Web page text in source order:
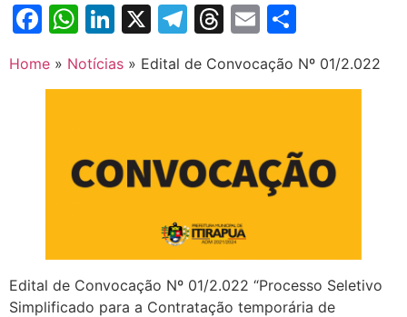
Facebook
WhatsApp
LinkedIn
X Telegram
Threads
Email
Home » Notícias » Edital de Convocação Nº 01/2.022
Edital de Convocação Nº 01/2.022 “Processo Seletivo
Simplificado para a Contratação temporária de